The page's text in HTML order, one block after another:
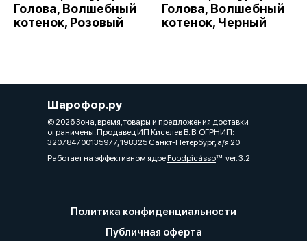
Голова, Волшебный
котенок, Розовый
Голова, Волшебный
котенок, Черный
Шарофор.ру
© 2026 Зона, время, товары и предложения доставки
ограничены. Продавец ИП Киселев В. В. ОГРНИП:
320784700135977, 198325 Санкт-Петербург, а/я 20
Работает на эффективном ядреFoodpicássover. 3.2
Политика конфиденциальности
Публичная оферта